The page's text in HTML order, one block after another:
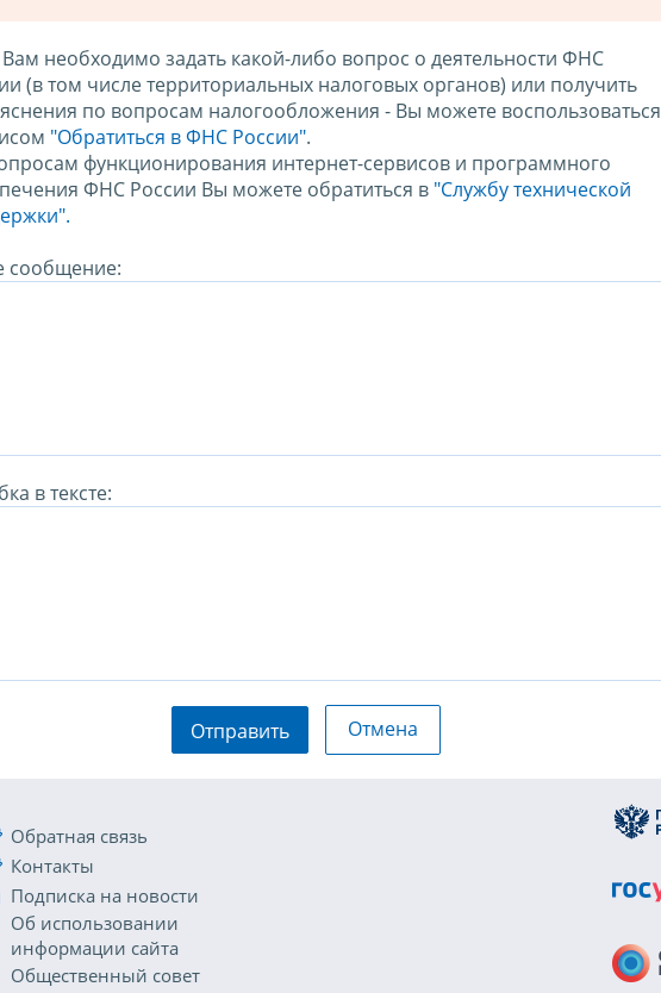
Вам необходимо задать какой-либо вопрос о деятельности ФНС
(в том числе территориальных налоговых органов) или получить
по вопросам налогообложения - Вы можете воспользоваться
"Обратиться в ФНС России".
функционирования интернет-сервисов и программного
ФНС России Вы можете обратиться в "Службу технической
сообщение:
в тексте:
Отправить Отмена
Обратная связь
Контакты
Подписка на новости
Об использовании
информации сайта
Общественный совет